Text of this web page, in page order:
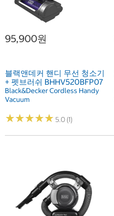
95,900원
블랙앤데커 핸디 무선 청소기
+ 펫브러쉬 BHHV520BFP07
Black&Decker Cordless Handy
Vacuum
★★★★★
★★★★★ 5.0 (1)